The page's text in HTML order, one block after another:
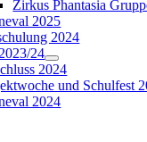
Zirkus Phantasia
2025
2024
24
2024
und Schulfest
2024